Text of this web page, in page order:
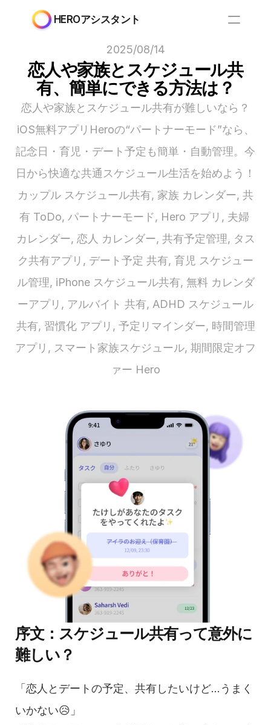
HEROアシスタント
2025/08/14
恋人や家族とスケジュール共
有、簡単にできる方法は？
恋人や家族とスケジュール共有が難しいなら？
iOS無料アプリHeroの“パートナーモード”なら、
記念日・育児・デート予定も簡単・自動管理。今
日から快適な共通スケジュール生活を始めよう！
カップル スケジュール共有, 家族 カレンダー, 共
有 ToDo, パートナーモード, Hero アプリ, 夫婦
カレンダー, 恋人 カレンダー, 共有予定管理, タス
ク共有アプリ, デート予定 共有, 育児 スケジュー
ル管理, iPhone スケジュール共有, 無料 カレンダ
ーアプリ, アルバイト 共有, ADHD スケジュール
共有, 習慣化 アプリ, 予定リマインダー, 時間管理
アプリ, スマート家族スケジュール, 期間限定オフ
ァー Hero
序文：スケジュール共有って意外に
難しい？
「恋人とデートの予定、共有したいけど…うまく
いかない😥」